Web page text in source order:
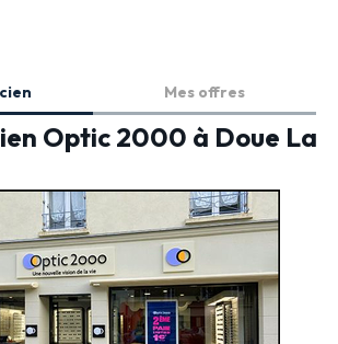
Mes offres
Optic 2000 à Doue La